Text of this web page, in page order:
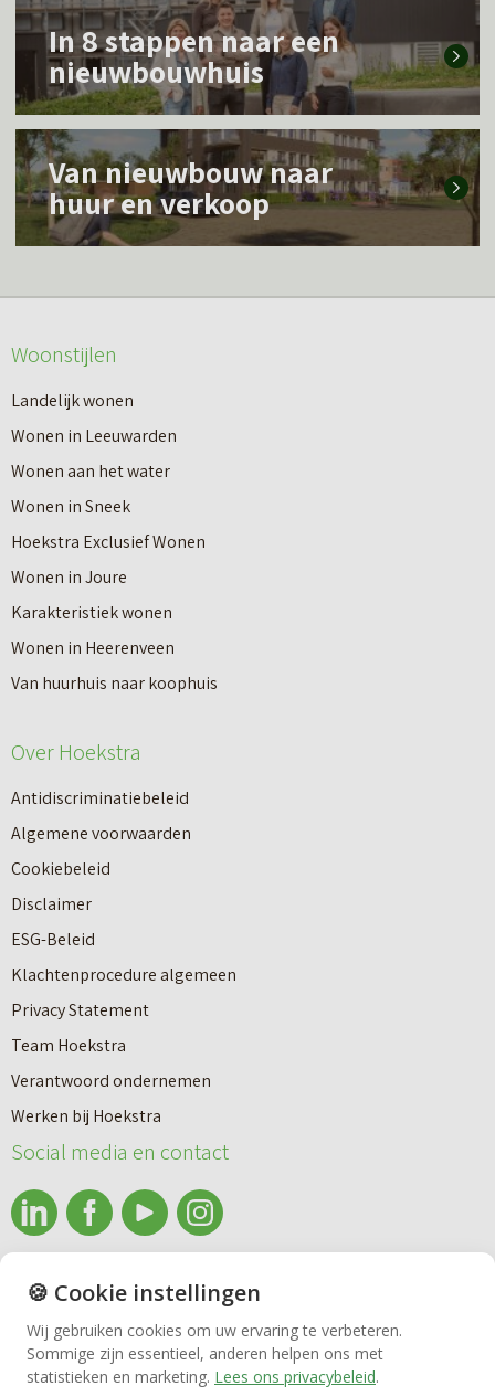
Nieuwbouw
Huren
Bedrijfsmakelaardij
Vastgoedbeheer
L
s
m
e
o
e
r
I
n
8
s
t
a
p
p
n
n
a
a
r
e
e
n
n
i
e
u
o
w
In 8 stappen naar een
nieuwbouwhuis
L
e
s
e
o
v
e
r
V
a
n
n
e
u
Van nieuwbouw naar
huur en verkoop
Woonstijlen
Landelijk wonen
Wonen in Leeuwarden
Wonen aan het water
Wonen in Sneek
Hoekstra Exclusief Wonen
Wonen in Joure
Karakteristiek wonen
Wonen in Heerenveen
Van huurhuis naar koophuis
Over Hoekstra
Antidiscriminatiebeleid
Algemene voorwaarden
Cookiebeleid
Disclaimer
ESG-Beleid
Klachtenprocedure algemeen
Privacy Statement
Team Hoekstra
Verantwoord ondernemen
Werken bij Hoekstra
Social media en contact
info@makelaardijhoekstra.nl
Alle contactgegevens
Bekijk de laatste nieuwsbrief van Makelaardij Hoekstra
Inschrijven nieuwsbrief Makelaardij Hoekstra
🍪 Cookie instellingen
Wij gebruiken cookies om uw ervaring te verbeteren.
Sommige zijn essentieel, anderen helpen ons met
statistieken en marketing. Lees ons privacybeleid.